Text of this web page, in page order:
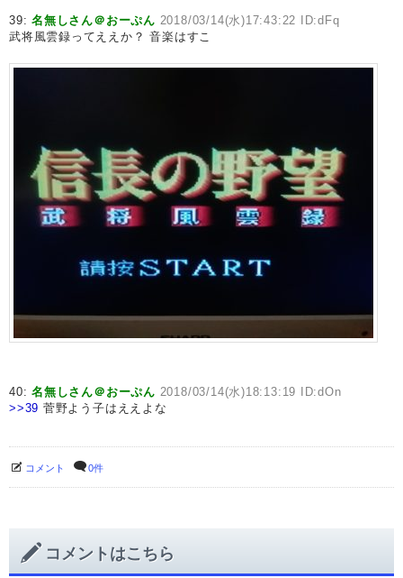
39:名無しさん＠おーぷん 2018/03/14(水)17:43:22 ID:dFq
武将風雲録ってええか？ 音楽はすこ
40:名無しさん＠おーぷん 2018/03/14(水)18:13:19 ID:dOn
>>39 菅野よう子はええよな
コメント 0件
コメントはこちら